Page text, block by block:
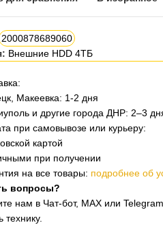
2000878689060
Внешние HDD 4ТБ
Макеевка: 1-2 дня
и другие города ДНР: 2–3
при самовывозе или курьеру:
картой
при получении
на все товары: подробнее об
вопросы?
нам в Чат-бот, MAX или
технику.